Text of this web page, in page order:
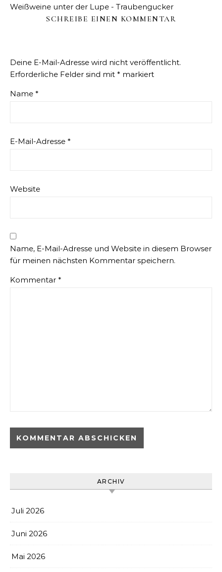
Weißweine unter der Lupe - Traubengucker
SCHREIBE EINEN KOMMENTAR
Deine E-Mail-Adresse wird nicht veröffentlicht.
Erforderliche Felder sind mit * markiert
Name *
E-Mail-Adresse *
Website
Name, E-Mail-Adresse und Website in diesem Browser
für meinen nächsten Kommentar speichern.
Kommentar *
ARCHIV
Juli 2026
Juni 2026
Mai 2026